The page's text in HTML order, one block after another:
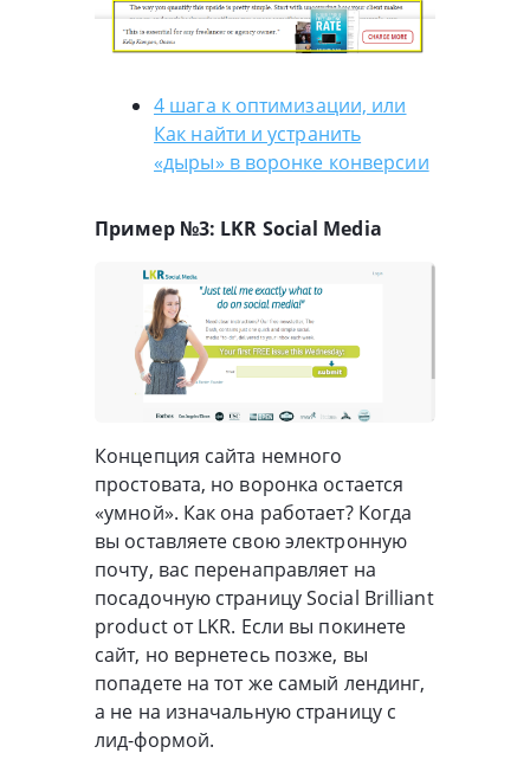
4 шага к оптимизации, или
Как найти и устранить
«дыры» в воронке конверсии
Пример №3: LKR Social Media
Концепция сайта немного
простовата, но воронка остается
«умной». Как она работает? Когда
вы оставляете свою электронную
почту, вас перенаправляет на
посадочную страницу Social Brilliant
product от LKR. Если вы покинете
сайт, но вернетесь позже, вы
попадете на тот же самый лендинг,
а не на изначальную страницу с
лид-формой.